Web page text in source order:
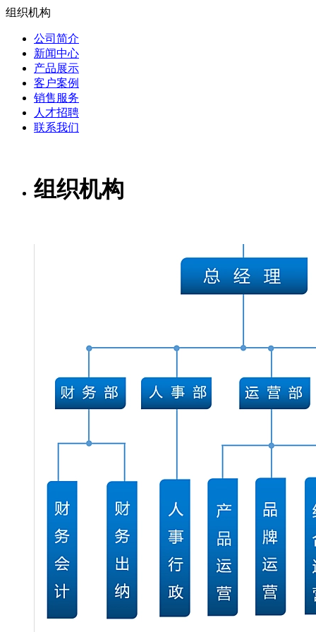
组织机构
公司简介
新闻中心
产品展示
客户案例
销售服务
人才招聘
联系我们
组织机构